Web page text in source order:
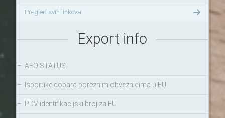
Pregled svih linkova
Export info
– AEO STATUS
– Isporuke dobara poreznim obveznicima u EU
– PDV identifikacijski broj za EU